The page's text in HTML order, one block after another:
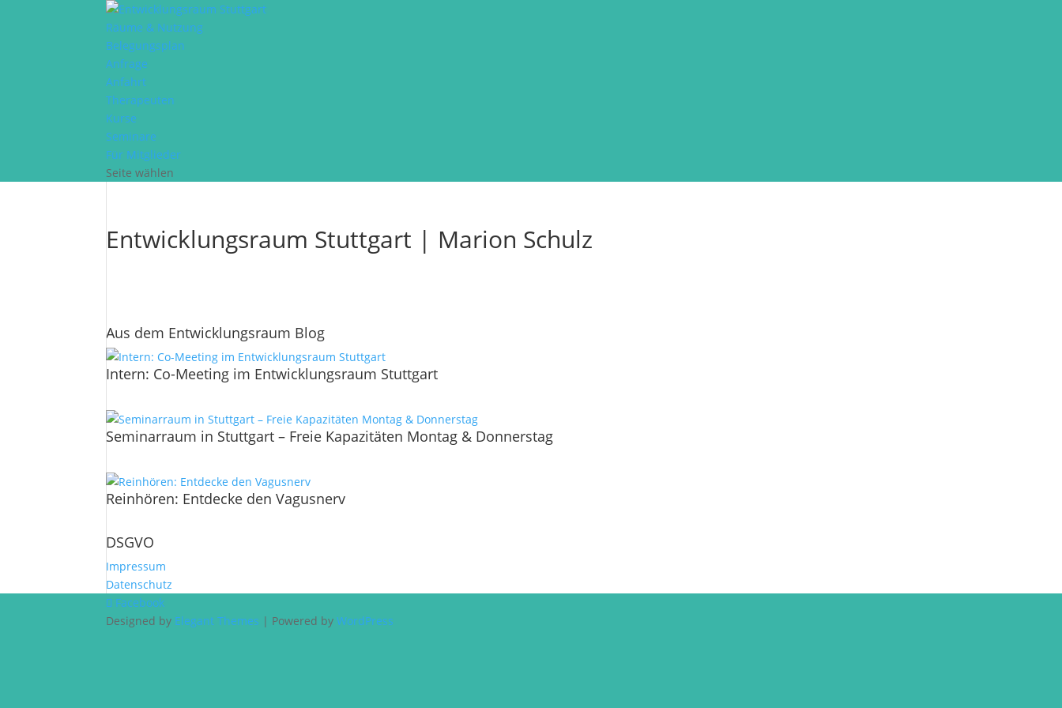
Räume & Nutzung
Belegungsplan
Anfrage
Anfahrt
Therapeuten
Kurse
Seminare
Für Mitglieder
Seite wählen
Entwicklungsraum Stuttgart | Marion Schulz
Aus dem Entwicklungsraum Blog
Intern: Co-Meeting im Entwicklungsraum Stuttgart
Seminarraum in Stuttgart – Freie Kapazitäten Montag & Donnerstag
Reinhören: Entdecke den Vagusnerv
DSGVO
Impressum
Datenschutz
Facebook
Designed by Elegant Themes | Powered byWordPress